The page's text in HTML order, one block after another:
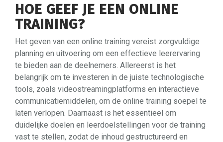
HOE GEEF JE EEN ONLINE
TRAINING?
Het geven van een online training vereist zorgvuldige
planning en uitvoering om een effectieve leerervaring
te bieden aan de deelnemers. Allereerst is het
belangrijk om te investeren in de juiste technologische
tools, zoals videostreamingplatforms en interactieve
communicatiemiddelen, om de online training soepel te
laten verlopen. Daarnaast is het essentieel om
duidelijke doelen en leerdoelstellingen voor de training
vast te stellen, zodat de inhoud gestructureerd en